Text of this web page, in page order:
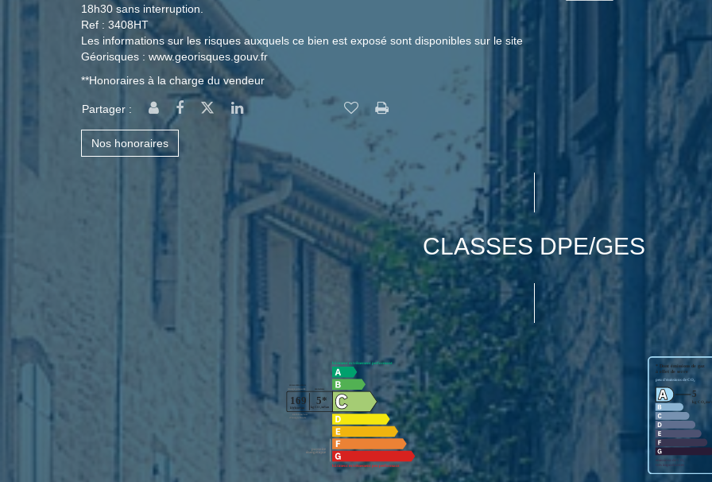
18h30 sans interruption.
Ref : 3408HT
Les informations sur les risques auxquels ce bien est exposé sont disponibles sur le site
Géorisques : www.georisques.gouv.fr
**Honoraires à la charge du vendeur
Partager :
Nos honoraires
CLASSES DPE/GES